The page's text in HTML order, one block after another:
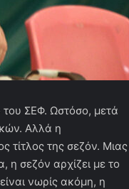
του ΣΕΦ. Ωστόσο, μετά
Αλλά η
τίτλος της σεζόν. Μιας
η σεζόν αρχίζει με το
νωρίς ακόμη, η